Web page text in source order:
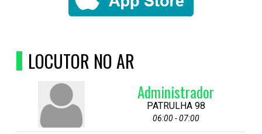
LOCUTOR NO AR
Administrador
PATRULHA 98
06:00 - 07:00